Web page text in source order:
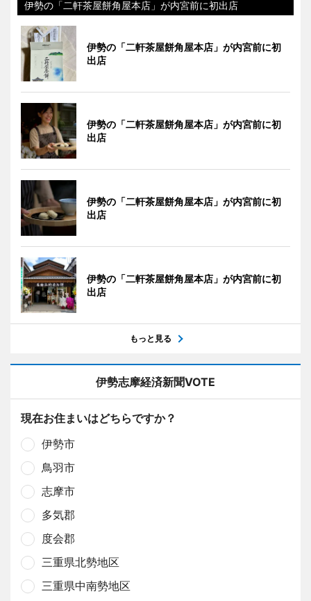
伊勢の「二軒茶屋餅角屋本店」が内宮前に初出店
伊勢の「二軒茶屋餅角屋本店」が内宮前に初
出店
伊勢の「二軒茶屋餅角屋本店」が内宮前に初
出店
伊勢の「二軒茶屋餅角屋本店」が内宮前に初
出店
伊勢の「二軒茶屋餅角屋本店」が内宮前に初
出店
もっと見る
伊勢志摩経済新聞VOTE
現在お住まいはどちらですか？
伊勢市
鳥羽市
志摩市
多気郡
度会郡
三重県北勢地区
三重県中南勢地区